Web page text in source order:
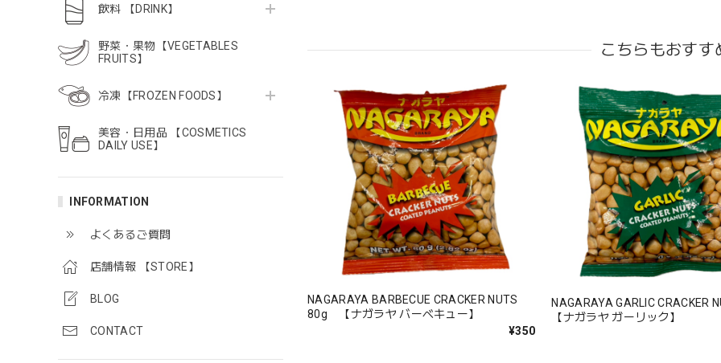
飲料 【DRINK】
野菜・果物【VEGETABLES
FRUITS】
冷凍【FROZEN FOODS】
美容・日用品 【COSMETICS
DAILY USE】
INFORMATION
よくあるご質問
店舗情報 【STORE】
BLOG
CONTACT
こちらもおすす
NAGARAYA BARBECUE CRACKER NUTS
80g 【ナガラヤ バーベキュー】
¥350
NAGARAYA GARLIC
【ナガラヤ ガーリック】